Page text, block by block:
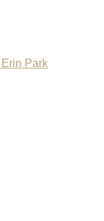
Park